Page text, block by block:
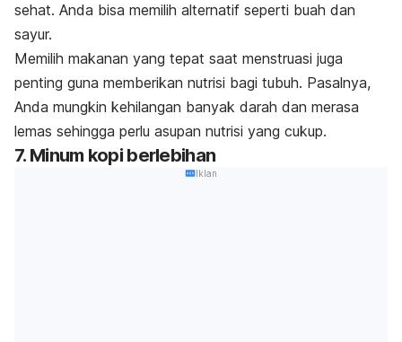
sehat. Anda bisa memilih alternatif seperti buah dan
sayur.
Memilih makanan yang tepat saat menstruasi juga
penting guna memberikan nutrisi bagi tubuh. Pasalnya,
Anda mungkin kehilangan banyak darah dan merasa
lemas sehingga perlu asupan nutrisi yang cukup.
7. Minum kopi berlebihan
Iklan